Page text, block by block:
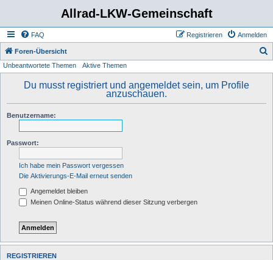
Allrad-LKW-Gemeinschaft
FAQ Anmelden
Registrieren
Foren-Übersicht
Unbeantwortete Themen Aktive Themen
Du musst registriert und angemeldet sein, um Profile
anzuschauen.
Benutzername:
Passwort:
Ich habe mein Passwort vergessen
Die Aktivierungs-E-Mail erneut senden
Angemeldet bleiben
Meinen Online-Status während dieser Sitzung verbergen
REGISTRIEREN